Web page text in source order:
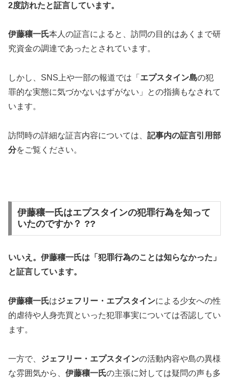
2度訪れたと証言しています。
伊藤穰一氏本人の証言によると、訪問の目的はあくまで研
究資金の調達であったとされています。
しかし、SNS上や一部の報道では「 エプスタイン島の犯
罪的な実態に気づかないはずがない」との指摘もなされて
います。
訪問時の詳細な証言内容については、 記事内の証言引用部
分をご覧ください。
伊藤穰一氏はエプスタインの犯罪行為を知って
いたのですか？ ??
いいえ。伊藤穰一氏は「犯罪行為のことは知らなかった」
と証言しています。
伊藤穰一氏はジェフリー・エプスタインによる少女への性
的虐待や人身売買といった犯罪事実については否認してい
ます。
一方で、 ジェフリー・エプスタインの活動内容や島の異様
な雰囲気から、 伊藤穰一氏の主張に対しては疑問の声も多